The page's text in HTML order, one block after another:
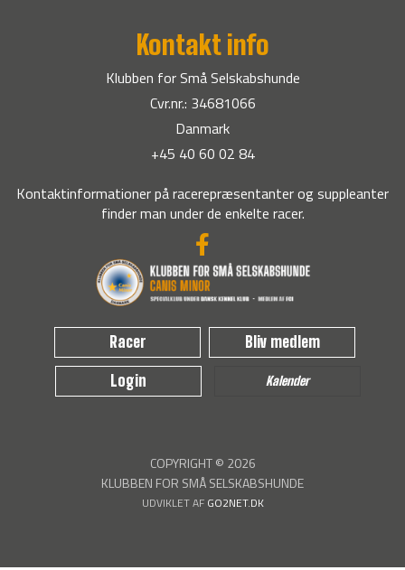
Kontakt info
Klubben for Små Selskabshunde
Cvr.nr.: 34681066
Danmark
+45 40 60 02 84
Kontaktinformationer på racerepræsentanter og suppleanter
finder man under de enkelte racer.
Racer Bliv medlem
Login Kalender
COPYRIGHT © 2026
KLUBBEN FOR SMÅ SELSKABSHUNDE
UDVIKLET AF GO2NET.DK